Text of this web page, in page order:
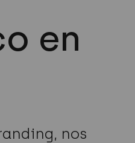
en
nos